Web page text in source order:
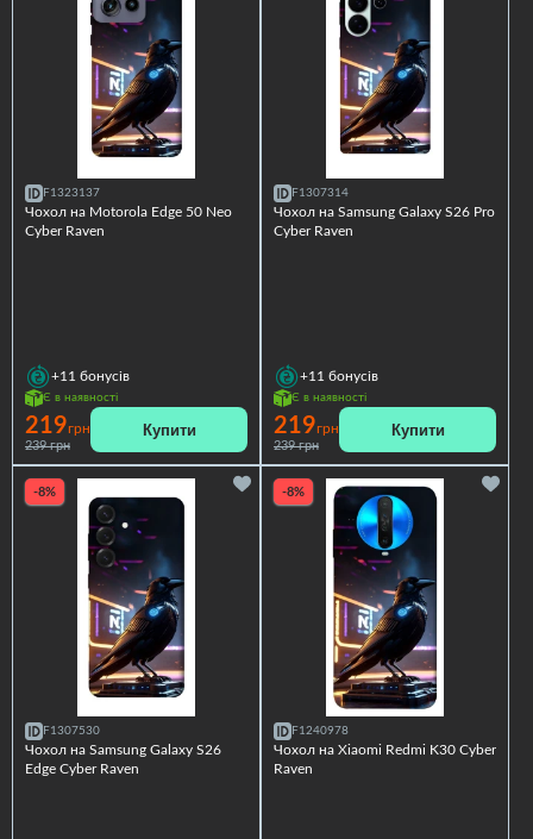
F1323137
Чохол на Motorola Edge 50 Neo
Cyber Raven
+11 бонусів
Є в наявності
219грн
239 грн
Купити
F1307314
Чохол на Samsung Galaxy S26 Pro
Cyber Raven
+11 бонусів
Є в наявності
219грн
239 грн
Купити
-8%
F1307530
Чохол на Samsung Galaxy S26
Edge Cyber Raven
-8%
F1240978
Чохол на Xiaomi Redmi K30 Cyber
Raven